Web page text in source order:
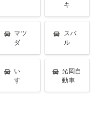
キ
マツ
ダ
スバ
ル
い
すゞ
光岡自動車
光岡自
動車